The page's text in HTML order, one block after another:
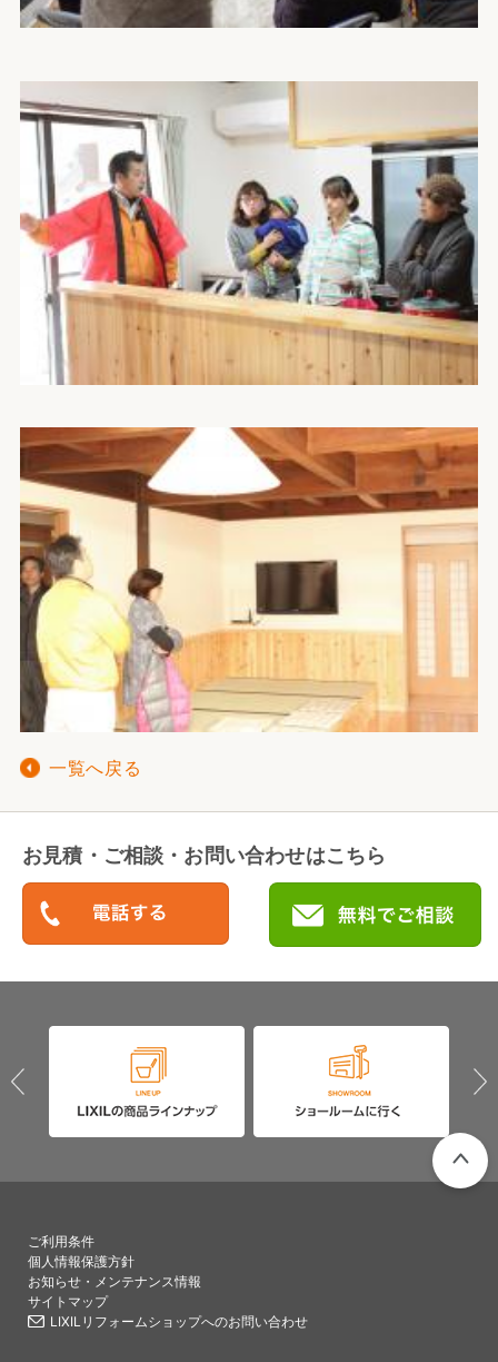
一覧へ戻る
お見積・ご相談・お問い合わせはこちら
ご利用条件
個人情報保護方針
お知らせ・メンテナンス情報
サイトマップ
LIXILリフォームショップへのお問い合わせ